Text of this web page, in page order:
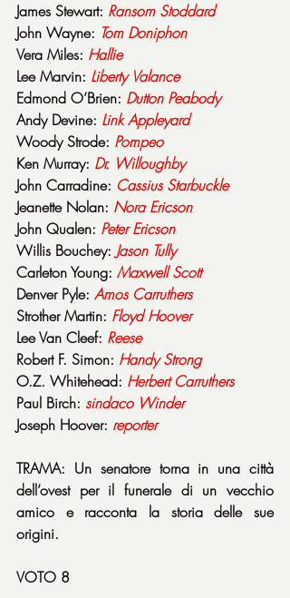
James Stewart: Ransom Stoddard
John Wayne: Tom Doniphon
Vera Miles: Hallie
Lee Marvin: Liberty Valance
Edmond O’Brien: Dutton Peabody
Andy Devine: Link Appleyard
Woody Strode: Pompeo
Ken Murray: Dr. Willoughby
John Carradine: Cassius Starbuckle
Jeanette Nolan: Nora Ericson
John Qualen: Peter Ericson
Willis Bouchey: Jason Tully
Carleton Young: Maxwell Scott
Denver Pyle: Amos Carruthers
Strother Martin: Floyd Hoover
Lee Van Cleef: Reese
Robert F. Simon: Handy Strong
O.Z. Whitehead: Herbert Carruthers
Paul Birch: sindaco Winder
Joseph Hoover: reporter
TRAMA: Un senatore torna in una città
dell’ovest per il funerale di un vecchio
amico e racconta la storia delle sue
origini.
VOTO 8